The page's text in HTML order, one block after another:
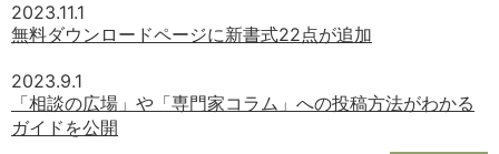
2023.11.1
無料ダウンロードページに新書式22点が追加
2023.9.1
「相談の広場」や「専門家コラム」への投稿方法がわかる
ガイドを公開